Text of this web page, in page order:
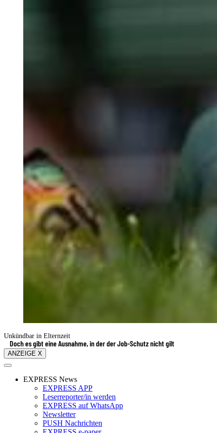
Unkündbar in Elternzeit
Doch es gibt eine Ausnahme, in der der Job-Schutz nicht gilt
ANZEIGE X
EXPRESS News
EXPRESS APP
Leserreporter/in werden
EXPRESS auf WhatsApp
Newsletter
PUSH Nachrichten